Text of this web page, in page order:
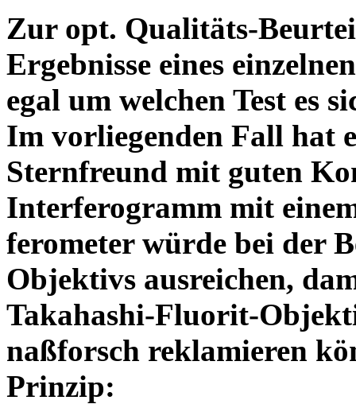
Zur opt. Qualitäts-
Ergebnisse eines
egal um welchen Test es
Im vorliegenden Fall hat
Sternfreund mit guten
Interferogramm mit
ferometer würde bei der
Objektivs ausreichen,
Takahashi-Fluorit-
naßforsch reklamieren
Prinzip: